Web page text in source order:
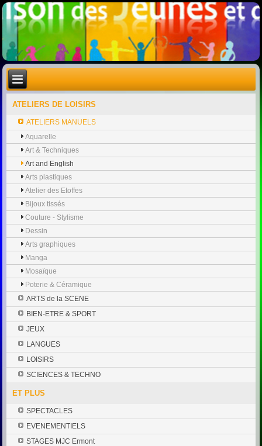
ATELIERS DE LOISIRS
ATELIERS MANUELS
Aquarelle
Art & Techniques
Art and English
Arts plastiques
Atelier des Etoffes
Bijoux tissés
Couture - Stylisme
Dessin
Arts graphiques
Manga
Mosaïque
Poterie & Céramique
ARTS de la SCENE
BIEN-ETRE & SPORT
JEUX
LANGUES
LOISIRS
SCIENCES & TECHNO
ET PLUS
SPECTACLES
EVENEMENTIELS
STAGES MJC Ermont